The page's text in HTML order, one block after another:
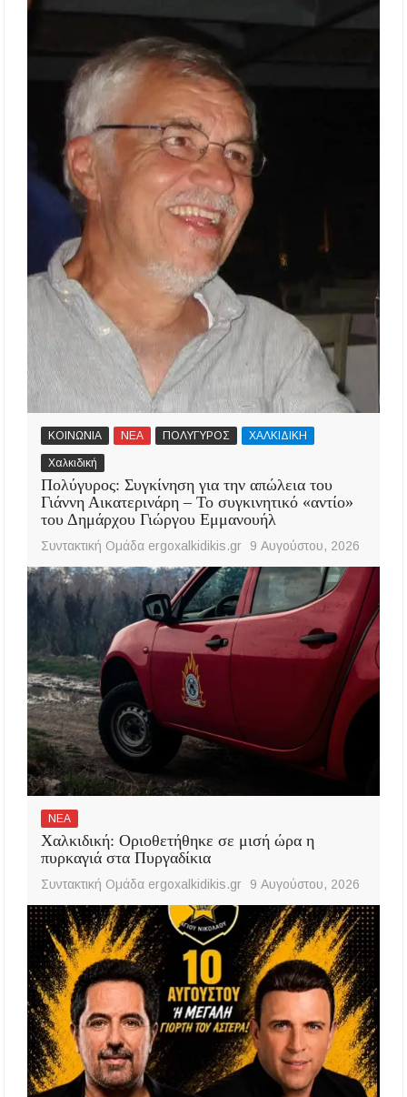
ΚΟΙΝΩΝΙΑ ΝΕΑ ΠΟΛΥΓΥΡΟΣ ΧΑΛΚΙΔΙΚΗ
Χαλκιδική
Πολύγυρος: Συγκίνηση για την απώλεια του
Γιάννη Αικατερινάρη – Το συγκινητικό «αντίο»
του Δημάρχου Γιώργου Εμμανουήλ
Συντακτική Ομάδα ergoxalkidikis.gr 9 Αυγούστου, 2026
ΝΕΑ
Χαλκιδική: Οριοθετήθηκε σε μισή ώρα η
πυρκαγιά στα Πυργαδίκια
Συντακτική Ομάδα ergoxalkidikis.gr 9 Αυγούστου, 2026